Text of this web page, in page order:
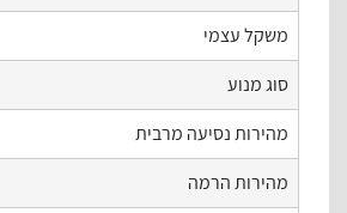
משקל עצמי
סוג מנוע
מהירות נסיעה מרבית
מהירות הרמה